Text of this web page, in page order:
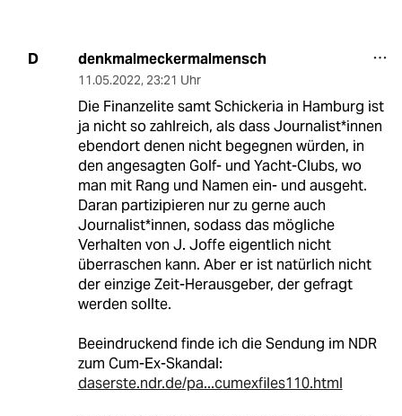
D denkmalmeckermalmensch
11.05.2022, 23:21 Uhr
Die Finanzelite samt Schickeria in Hamburg ist
ja nicht so zahlreich, als dass Journalist*innen
ebendort denen nicht begegnen würden, in
den angesagten Golf- und Yacht-Clubs, wo
man mit Rang und Namen ein- und ausgeht.
Daran partizipieren nur zu gerne auch
Journalist*innen, sodass das mögliche
Verhalten von J. Joffe eigentlich nicht
überraschen kann. Aber er ist natürlich nicht
der einzige Zeit-Herausgeber, der gefragt
werden sollte.
Beeindruckend finde ich die Sendung im NDR
zum Cum-Ex-Skandal:
daserste.ndr.de/pa...cumexfiles110.html